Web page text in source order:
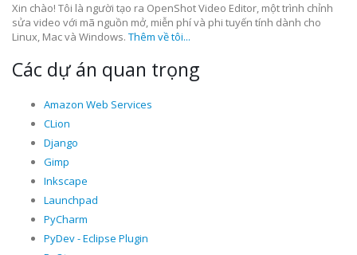
Xin chào! Tôi là người tạo ra OpenShot Video Editor, một trình chỉnh
sửa video với mã nguồn mở, miễn phí và phi tuyến tính dành cho
Linux, Mac và Windows. Thêm về tôi...
Các dự án quan trọng
Amazon Web Services
CLion
Django
Gimp
Inkscape
Launchpad
PyCharm
PyDev - Eclipse Plugin